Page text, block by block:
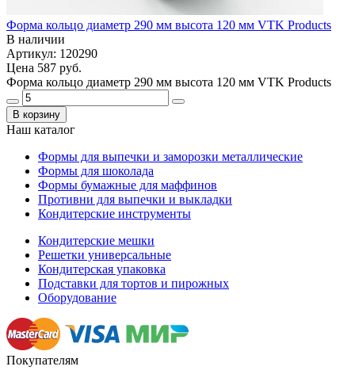
Форма кольцо диаметр 290 мм высота 120 мм VTK Products
В наличии
Артикул: 120290
Цена 587 руб.
Форма кольцо диаметр 290 мм высота 120 мм VTK Products
В корзину
Наш каталог
Формы для выпечки и заморозки металлические
Формы для шоколада
Формы бумажные для маффинов
Противни для выпечки и выкладки
Кондитерские инструменты
Кондитерские мешки
Решетки универсальные
Кондитерская упаковка
Подставки для тортов и пирожных
Оборудование
Покупателям